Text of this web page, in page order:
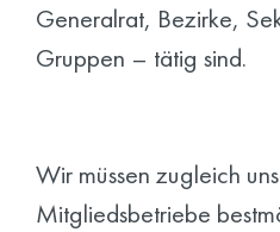
Generalrat, Bezirke,
Gruppen – tätig sind.
Wir müssen zugleich
Mitgliedsbetriebe